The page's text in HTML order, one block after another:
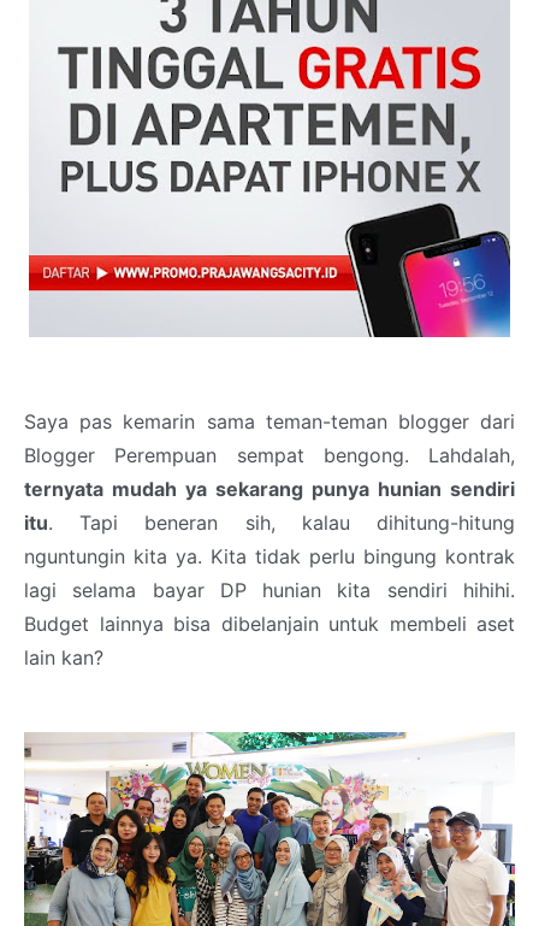
Saya pas kemarin sama teman-teman blogger dari
Blogger Perempuan sempat bengong. Lahdalah,
ternyata mudah ya sekarang punya hunian sendiri
itu. Tapi beneran sih, kalau dihitung-hitung
nguntungin kita ya. Kita tidak perlu bingung kontrak
lagi selama bayar DP hunian kita sendiri hihihi.
Budget lainnya bisa dibelanjain untuk membeli aset
lain kan?